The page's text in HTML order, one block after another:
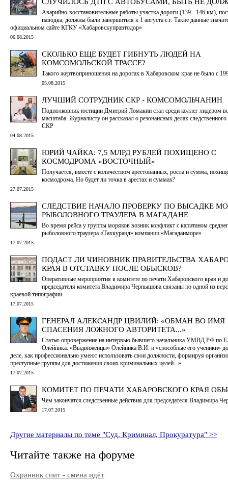
Аварийно-восстановительные работы участка дороги (139 - 146 км),
паводка, должны были завершиться к 1 августа с.г. Такие данные
официальном сайте КГКУ «Хабаровскуправтодор»
06.08.2015
СКОЛЬКО ЕЩЕ БУДЕТ ГИБНУТЬ ЛЮДЕЙ НА
КОМСОМОЛЬСКОЙ ТРАССЕ?
Такого жертвоприношения на дорогах в Хабаровском крае не было с
05.08.2015
ЛУЧШИЙ СОТРУДНИК СКР - КОМСОМОЛЬЧАНИН
Подполковник юстиции Дмитрий Ломакин стал среди коллег лидером
масштаба. Журналисту он рассказал о резонансных делах
СКР
04.08.2015
ЮРИЙ ЧАЙКА: 7,5 МЛРД РУБЛЕЙ ПОХИЩЕНО С
КОСМОДРОМА «ВОСТОЧНЫЙ»
Получается, вместе с количеством арестованных, росла и сумма,
космодрома. Но будет ли точка в арестах и суммах?
27.07.2015
СЛЕДСТВИЕ НАЧАЛО ПРОВЕРКУ ПО ВЫСАДКЕ
РЫБОЛОВНОГО ТРАУЛЕРА В МАГАДАНЕ
Во время рейса у группы моряков возник конфликт с капитаном
рыболовного траулера «Тахкуранд» компании «Магаданморе»
17.07.2015
ПОДАСТ ЛИ ЧИНОВНИК ПРАВИТЕЛЬСТВА
КРАЯ В ОТСТАВКУ ПОСЛЕ ОБЫСКОВ?
Оперативные мероприятия в комитете по печати Хабаровского края и
председателя комитета Владимира Чернышова связаны по одной из
краевой типографии
17.07.2015
ГЕНЕРАЛ АЛЕКСАНДР ЦВИЛИЙ: «ОБМАН ВО ИМЯ
СПАСЕНИЯ ЛОЖНОГО АВТОРИТЕТА...»
Статья-опровержение на интервью бывшего начальника УМВД РФ по
Олейника. «Выдвиженцы» Олейника В.И. и «способные его ученики»
деле, как профессионально умеют использовать свои должности, формируя
преступные группы для достижения своих криминальных целей...»
17.07.2015
КОМИТЕТ ПО ПЕЧАТИ ХАБАРОВСКОГО КРАЯ
Чем закончатся следственные действия для председателя Владимира
17.07.2015
Другие материалы по теме "Суд, Криминал, Прокуратура" >>
Читайте также на форуме
Охранник спит - смена идёт